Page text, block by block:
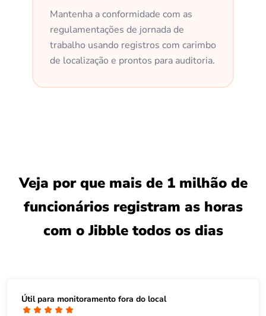
Mantenha a conformidade com as
regulamentações de jornada de
trabalho usando registros com carimbo
de localização e prontos para auditoria.
Veja por que mais de 1 milhão de
funcionários registram as horas
com o Jibble todos os dias
Útil para monitoramento fora do local